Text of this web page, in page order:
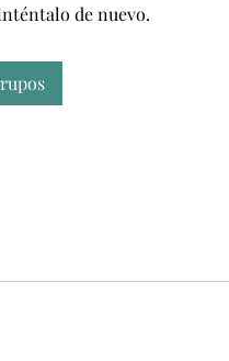
de nuevo.